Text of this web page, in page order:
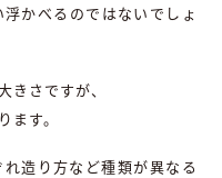
かべるのではないでしょ
きさですが、
ます。
造り方など種類が異なる